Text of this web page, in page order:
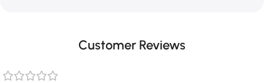
Customer Reviews